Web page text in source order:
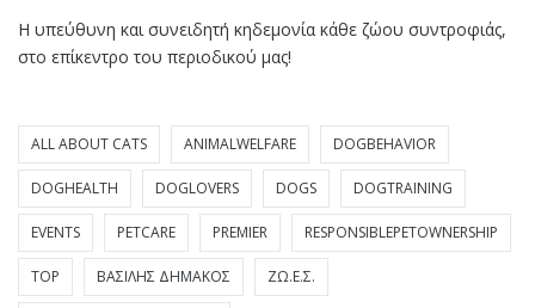
Η υπεύθυνη και συνειδητή κηδεμονία κάθε ζώου συντροφιάς,
στο επίκεντρο του περιοδικού μας!
ALL ABOUT CATS ANIMALWELFARE DOGBEHAVIOR
DOGHEALTH DOGLOVERS DOGS DOGTRAINING
EVENTS PETCARE PREMIER RESPONSIBLEPETOWNERSHIP
TOP ΒΑΣΊΛΗΣ ΔΗΜΆΚΟΣ ΖΩ.Ε.Σ.